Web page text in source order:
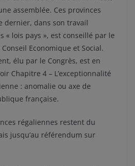
assemblée. Ces provinces
dernier, dans son travail
« lois pays », est conseillé par le
Economique et Social.
élu par le Congrès, est en
Chapitre 4 – L’exceptionnalité
: anomalie ou axe de
française.
régaliennes restent du
jusqu’au référendum sur